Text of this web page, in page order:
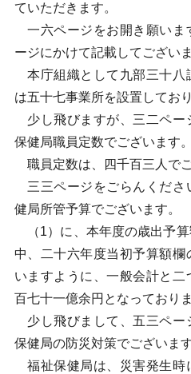
ていただきます。
一六ページをお開き願いま
ージにかけて記載してございま
本庁組織として九部三十八
は五十七事業所を設置しており
少し飛びますが、三二ペー
保健局職員定数でございます。
職員定数は、四千百三人でご
三三ページをごらんくださ
健局所管予算でございます。
（1）に、本年度の歳出予
中、二十六年度当初予算額
いますように、一般会計と
百七十一億余円となっておりま
少し飛びまして、五三ペー
保健局の防災対策でございます
福祉保健局は、災害発生時